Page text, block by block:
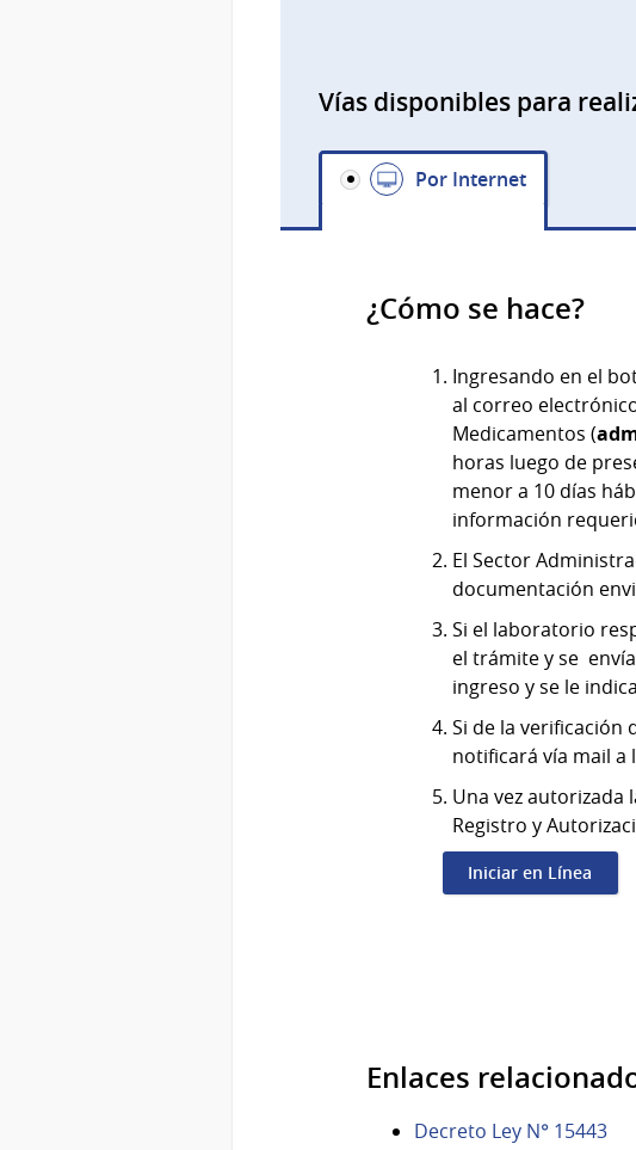
Vías disponibles para
Por Internet
¿Cómo se hace?
Ingresando en el
al correo
Medicamentos (
horas luego de
menor a 10 días
información
El Sector
documentación
Si el laboratorio
el trámite y se
ingreso y se le
Si de la verificación
notificará vía mail
Una vez autorizada
Registro y
Iniciar en Línea
Enlaces
Decreto Ley N° 15443